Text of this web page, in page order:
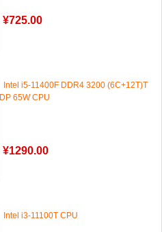
¥725.00
Intel i5-11400F DDR4 3200 (6C+12T)T
DP 65W CPU
¥1290.00
Intel i3-11100T CPU